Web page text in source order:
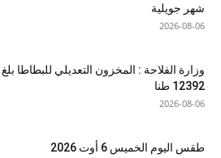
شهر جويلية
2026-08-06
وزارة الفلاحة : المخزون التعديلي للبطاطا بلغ
12392 طنا
2026-08-06
طقس اليوم الخميس 6 أوت 2026